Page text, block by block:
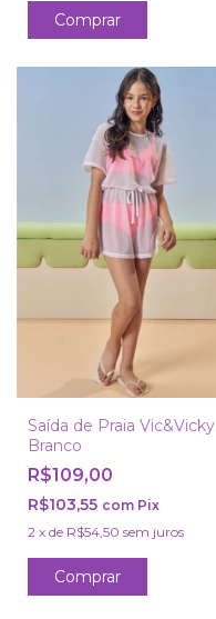
Comprar
Saída de Praia Vic&Vicky
Branco
R$109,00
R$103,55 com Pix
2 x de R$54,50 sem juros
Comprar